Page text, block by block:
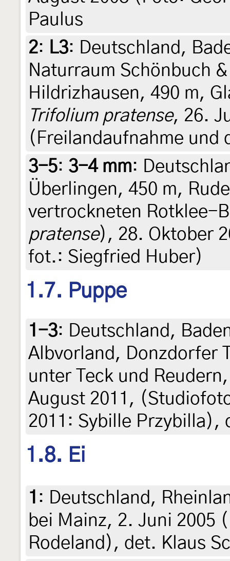
Paulus
2: L3: Deutschland,
Naturraum Schönbuch
Hildrizhausen, 490 m,
Trifolium pratense, 26.
(Freilandaufnahme und
3-5: 3-4 mm:
Überlingen, 450 m,
vertrockneten Rotklee-
pratense), 28. Oktober
fot.: Siegfried Huber)
1.7. Puppe
1-3: Deutschland,
Albvorland, Donzdorfer
unter Teck und
August 2011,
2011: Sybille Przybilla),
1.8. Ei
1 : Deutschland,
bei Mainz, 2. Juni 2005
Rodeland), det. Klaus